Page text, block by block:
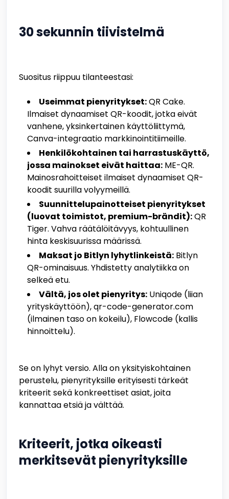
30 sekunnin tiivistelmä
Suositus riippuu tilanteestasi:
Useimmat pienyritykset:QR Cake.
Ilmaiset dynaamiset QR-koodit, jotka eivät
vanhene, yksinkertainen käyttöliittymä,
Canva-integraatio markkinointitiimeille.
Henkilökohtainen tai harrastuskäyttö,
jossa mainokset eivät haittaa: ME-QR.
Mainosrahoitteiset ilmaiset dynaamiset QR-
koodit suurilla volyymeillä.
Suunnittelupainotteiset pienyritykset
(luovat toimistot, premium-brändit):QR
Tiger. Vahva räätälöitävyys, kohtuullinen
hinta keskisuurissa määrissä.
Maksat jo Bitlyn lyhytlinkeistä: Bitlyn
QR-ominaisuus. Yhdistetty analytiikka on
selkeä etu.
Vältä, jos olet pienyritys: Uniqode (liian
yrityskäyttöön), qr-code-generator.com
(ilmainen taso on kokeilu), Flowcode (kallis
hinnoittelu).
Se on lyhyt versio. Alla on yksityiskohtainen
perustelu, pienyrityksille erityisesti tärkeät
kriteerit sekä konkreettiset asiat, joita
kannattaa etsiä ja välttää.
Kriteerit, jotka oikeasti
merkitsevät pienyrityksille